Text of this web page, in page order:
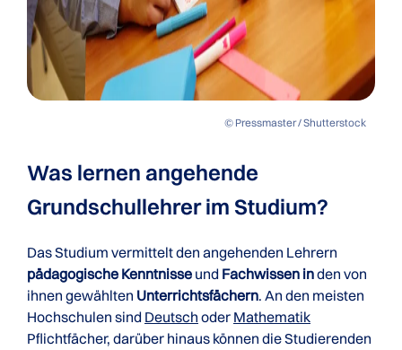
© Pressmaster / Shutterstock
Was lernen angehende
Grundschullehrer im Studium?
Das Studium vermittelt den angehenden Lehrern
pädagogische Kenntnisse und Fachwissen inden von
ihnen gewählten Unterrichtsfächern. An den meisten
Hochschulen sind Deutsch oder Mathematik
Pflichtfächer, darüber hinaus können die Studierenden